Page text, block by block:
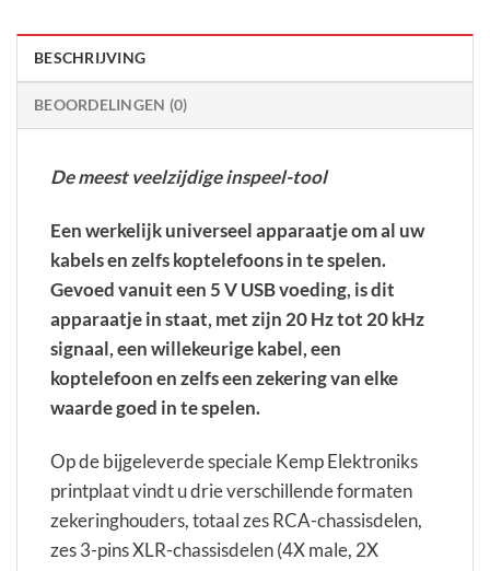
BESCHRIJVING
BEOORDELINGEN (0)
De meest veelzijdige inspeel-tool
Een werkelijk universeel apparaatje om al uw
kabels en zelfs koptelefoons in te spelen.
Gevoed vanuit een 5 V USB voeding, is dit
apparaatje in staat, met zijn 20 Hz tot 20 kHz
signaal, een willekeurige kabel, een
koptelefoon en zelfs een zekering van elke
waarde goed in te spelen.
Op de bijgeleverde speciale Kemp Elektroniks
printplaat vindt u drie verschillende formaten
zekeringhouders, totaal zes RCA-chassisdelen,
zes 3-pins XLR-chassisdelen (4X male, 2X